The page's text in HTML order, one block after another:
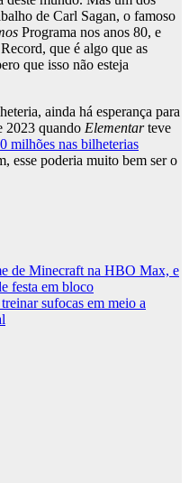
de Carl Sagan, o famoso
Programa nos anos 80, e
que é algo que as
que isso não esteja
ainda há esperança para
2023 quando Elementarteve
milhões nas bilheterias
esse poderia muito bem ser o
de Minecraft na HBO Max, e
festa em bloco
sufocas em meio a